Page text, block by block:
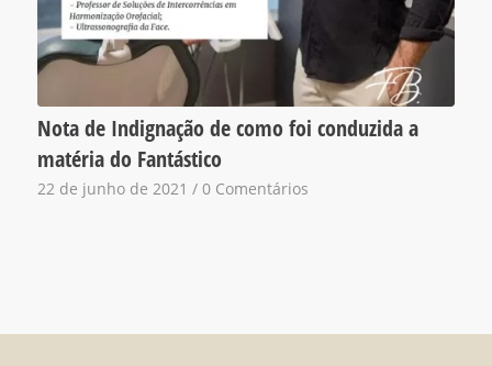
Nota de Indignação de como foi conduzida a
matéria do Fantástico
22 de junho de 2021 / 0 Comentários